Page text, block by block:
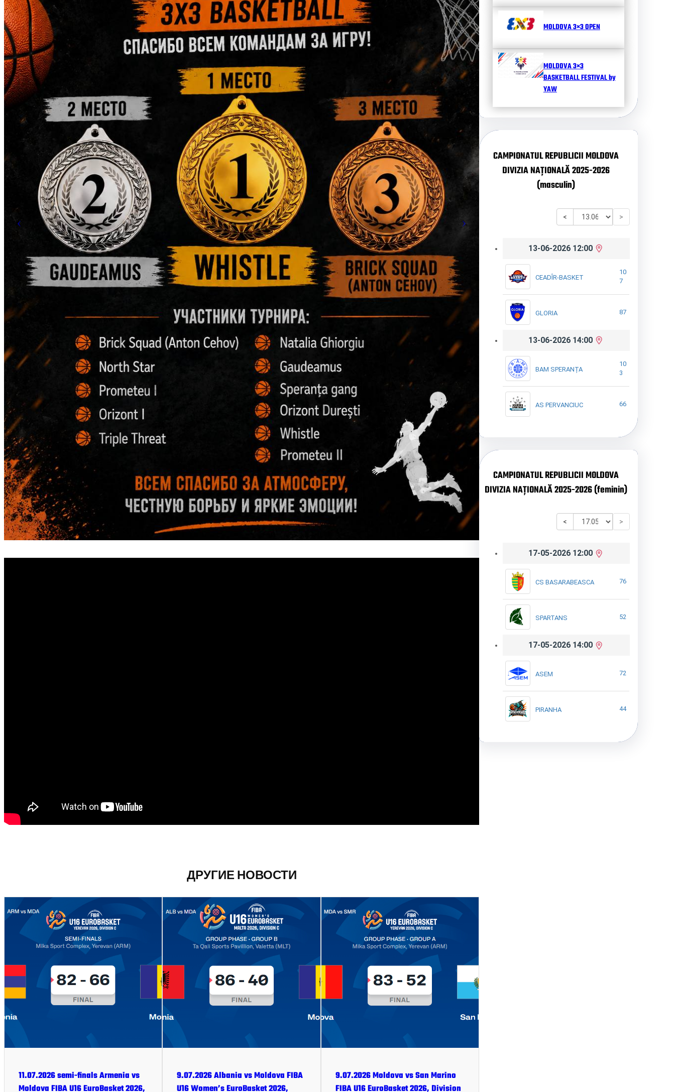
ДРУГИЕ НОВОСТИ
11.07.2026 semi-finals Armenia vs
Moldova FIBA U16 EuroBasket 2026,
9.07.2026 Albania vs Moldova FIBA
U16 Women’s EuroBasket 2026,
9.07.2026 Moldova vs San Marino
FIBA U16 EuroBasket 2026, Division
MOLDOVA 3×3 OPEN
MOLDOVA 3×3
BASKETBALL FESTIVAL by
YAW
CAMPIONATUL REPUBLICII MOLDOVA
DIVIZIA NAȚIONALĂ 2025-2026
(masculin)
< >
13-06-2026 12:00
CEADÎR-BASKET
10
7
GLORIA 87
13-06-2026 14:00
BAM SPERANȚA
10
3
AS PERVANCIUC 66
CAMPIONATUL REPUBLICII MOLDOVA
DIVIZIA NAȚIONALĂ 2025-2026 (feminin)
< >
17-05-2026 12:00
CS BASARABEASCA 76
SPARTANS 52
17-05-2026 14:00
ASEM 72
PIRANHA 44